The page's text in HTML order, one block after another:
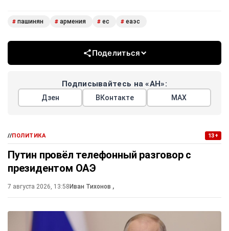
# пашинян # армения # ес # еаэс
Поделиться
Подписывайтесь на «АН»:
Дзен ВКонтакте МАХ
//ПОЛИТИКА 13+
Путин провёл телефонный разговор с
президентом ОАЭ
7 августа 2026, 13:58 Иван Тихонов ,